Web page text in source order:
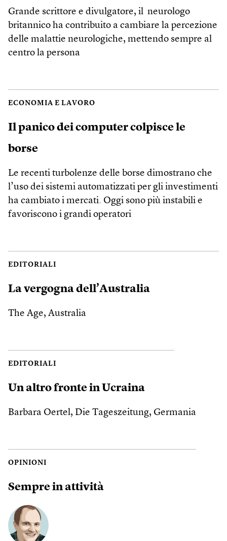
Grande scrittore e divulgatore, il neurologo
britannico ha contribuito a cambiare la percezione
delle malattie neurologiche, mettendo sempre al
centro la persona
ECONOMIA E LAVORO
Il panico dei computer colpisce le
borse
Le recenti turbolenze delle borse dimostrano che
l’uso dei sistemi automatizzati per gli investimenti
ha cambiato i mercati. Oggi sono più instabili e
favoriscono i grandi operatori
EDITORIALI
La vergogna dell’Australia
The Age, Australia
EDITORIALI
Un altro fronte in Ucraina
Barbara Oertel, Die Tageszeitung, Germania
OPINIONI
Sempre in attività